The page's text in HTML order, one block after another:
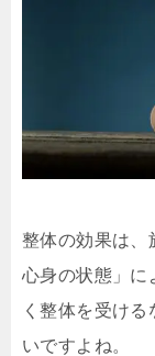
整体の効果は、
心身の状態」に
く整体を受け
いですよね。